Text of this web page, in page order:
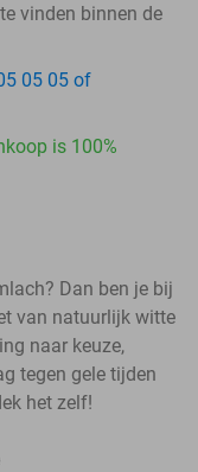
vinden binnen de
05 05 of
is 100%
Dan ben je bij
van natuurlijk witte
naar keuze,
tegen gele tijden
het zelf!